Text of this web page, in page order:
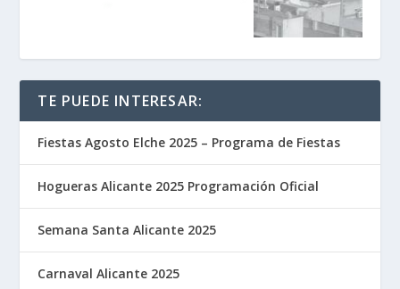
TE PUEDE INTERESAR:
Fiestas Agosto Elche 2025 – Programa de Fiestas
Hogueras Alicante 2025 Programación Oficial
Semana Santa Alicante 2025
Carnaval Alicante 2025